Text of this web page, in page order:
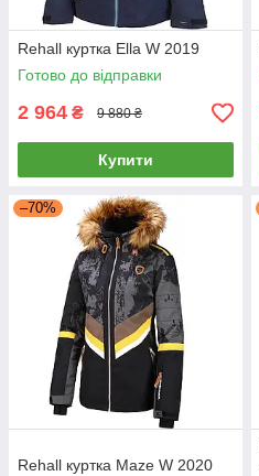
Rehall куртка Ella W 2019
Готово до відправки
2 964 ₴ 9 880 ₴
Купити
–70%
Rehall куртка Maze W 2020